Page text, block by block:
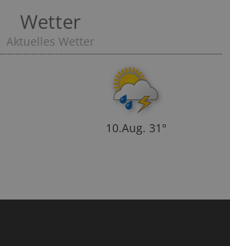
Wetter
Aktuelles Wetter
10.Aug. 31°